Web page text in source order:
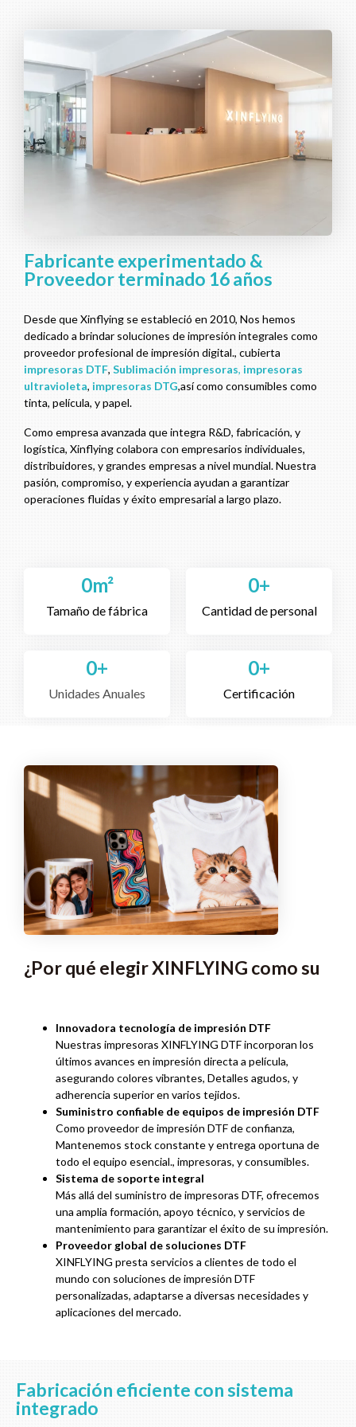
Fabricante experimentado &
Proveedor terminado 16 años
Desde que Xinflying se estableció en 2010, Nos hemos
dedicado a brindar soluciones de impresión integrales como
proveedor profesional de impresión digital., cubierta
impresoras DTF, Sublimación impresoras, impresoras
ultravioleta, impresoras DTG,así como consumibles como
tinta, película, y papel.
Como empresa avanzada que integra R&D, fabricación, y
logística, Xinflying colabora con empresarios individuales,
distribuidores, y grandes empresas a nivel mundial. Nuestra
pasión, compromiso, y experiencia ayudan a garantizar
operaciones fluidas y éxito empresarial a largo plazo.
Tamaño de fábrica
0m²
Cantidad de personal
0+
Unidades Anuales
0+
Certificación
0+
¿Por qué elegir XINFLYING como su
Innovadora tecnología de impresión DTF
Nuestras impresoras XINFLYING DTF incorporan los
últimos avances en impresión directa a película,
asegurando colores vibrantes, Detalles agudos, y
adherencia superior en varios tejidos.
Suministro confiable de equipos de impresión DTF
Como proveedor de impresión DTF de confianza,
Mantenemos stock constante y entrega oportuna de
todo el equipo esencial., impresoras, y consumibles.
Sistema de soporte integral
Más allá del suministro de impresoras DTF, ofrecemos
una amplia formación, apoyo técnico, y servicios de
mantenimiento para garantizar el éxito de su impresión.
Proveedor global de soluciones DTF
XINFLYING presta servicios a clientes de todo el
mundo con soluciones de impresión DTF
personalizadas, adaptarse a diversas necesidades y
aplicaciones del mercado.
Fabricación eficiente con sistema
integrado